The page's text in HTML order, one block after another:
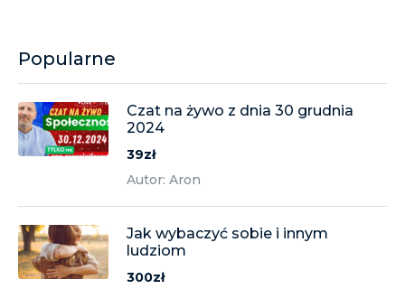
Popularne
Czat na żywo z dnia 30 grudnia
2024
39zł
Autor: Aron
Jak wybaczyć sobie i innym
ludziom
300zł